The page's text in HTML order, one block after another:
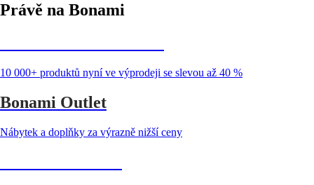
Právě na Bonami
10 000+ produktů nyní ve výprodeji se slevou až 40 %
Bonami Outlet
Nábytek a doplňky za výrazně nižší ceny